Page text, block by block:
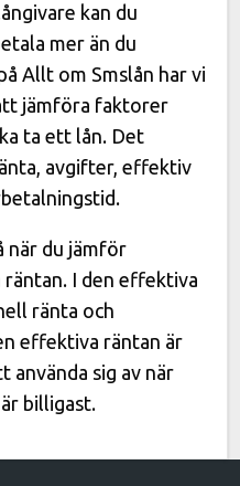
kan du
mer än du
Allt om Smslån har vi
jämföra faktorer
ta ett lån. Det
avgifter, effektiv
när du jämför
I den effektiva
ränta och
effektiva räntan är
använda sig av när
billigast.